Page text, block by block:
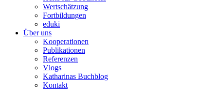
Wertschätzung
Fortbildungen
eduki
Über uns
Kooperationen
Publikationen
Referenzen
Vlogs
Katharinas Buchblog
Kontakt